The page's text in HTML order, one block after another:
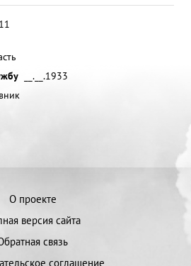
__.__.1933
О проекте
версия сайта
связь
соглашение